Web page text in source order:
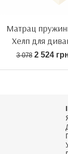
Матрац
Хелп для
3 0782 524